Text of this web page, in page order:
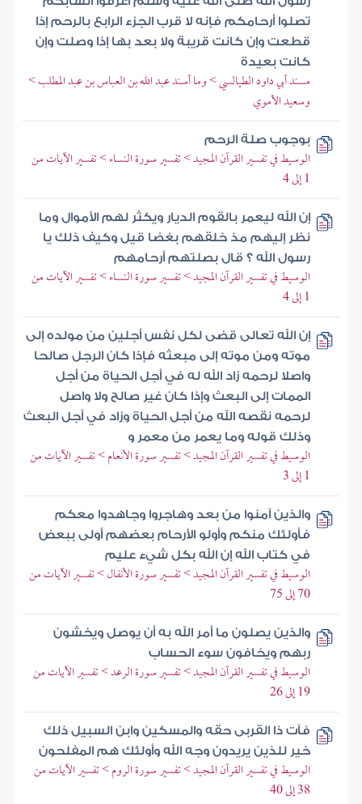
تصلوا أرحامكم فإنه لا قرب الجزء الرابع بالرحم إذا
قطعت وإن كانت قريبة ولا بعد بها إذا وصلت وإن
كانت بعيدة
مسند أبي داود الطيالسي > وما أسند عبد الله بن العباس بن عبد المطلب >
وسعيد الأموي
بوجوب صلة الرحم
الوسيط في تفسير القرآن المجيد > تفسير سورة النساء > تفسير الآيات من
1 إلى 4
إن الله ليعمر بالقوم الديار ويكثر لهم الأموال وما
نظر إليهم مذ خلقهم بغضا قيل وكيف ذلك يا
رسول الله ؟ قال بصلتهم أرحامهم
الوسيط في تفسير القرآن المجيد > تفسير سورة النساء > تفسير الآيات من
1 إلى 4
إن الله تعالى قضى لكل نفس أجلين من مولده إلى
موته ومن موته إلى مبعثه فإذا كان الرجل صالحا
واصلا لرحمه زاد الله له في أجل الحياة من أجل
الممات إلى البعث وإذا كان غير صالح ولا واصل
لرحمه نقصه الله من أجل الحياة وزاد في أجل البعث
وذلك قوله وما يعمر من معمر و
الوسيط في تفسير القرآن المجيد > تفسير سورة الأنعام > تفسير الآيات من
1 إلى 3
والذين آمنوا من بعد وهاجروا وجاهدوا معكم
فأولئك منكم وأولو الأرحام بعضهم أولى ببعض
في كتاب الله إن الله بكل شيء عليم
الوسيط في تفسير القرآن المجيد > تفسير سورة الأنفال > تفسير الآيات من
70 إلى 75
والذين يصلون ما أمر الله به أن يوصل ويخشون
ربهم ويخافون سوء الحساب
الوسيط في تفسير القرآن المجيد > تفسير سورة الرعد > تفسير الآيات من
19 إلى 26
فآت ذا القربى حقه والمسكين وابن السبيل ذلك
خير للذين يريدون وجه الله وأولئك هم المفلحون
الوسيط في تفسير القرآن المجيد > تفسير سورة الروم > تفسير الآيات من
38 إلى 40